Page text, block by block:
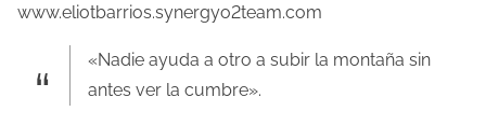
www.eliotbarrios.synergyo2team.com
«Nadie ayuda a otro a subir la montaña sin
antes ver la cumbre».